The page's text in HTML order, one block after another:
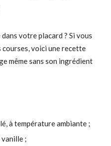
dans votre placard ? Si vous
courses, voici une recette
même sans son ingrédient
à température ambiante ;
vanille ;